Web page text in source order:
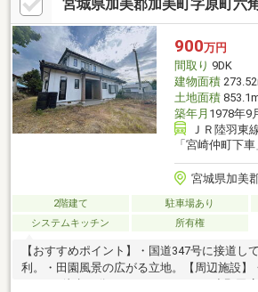
宮城県加美郡加美町字原町六
900万円
間取り 9DK
建物面積
土地面積
築年月 1978年9
ＪＲ陸羽東
「宮崎仲町下
宮城県加美
2階建て 駐車場あり
システムキッチン
所有権
【おすすめポイント】・国道347号に接道し
利。・田園風景の広がる立地。【周辺施設】
793m（徒歩10分）・ウジエスーパー小野田